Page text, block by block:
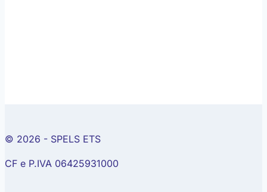
© 2026 - SPELS ETS
CF e P.IVA 06425931000